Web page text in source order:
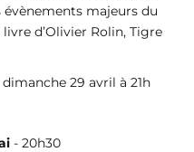
majeurs du
d’Olivier Rolin, Tigre
29 avril à 21h
- 20h30